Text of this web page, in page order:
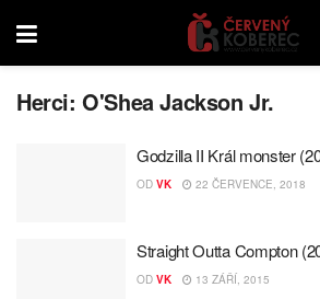
Herci:O'Shea Jackson Jr.
Godzilla II Král monster
OD VK 22 ČERVENCE, 2018
Straight Outta Compton
OD VK 13 ZÁŘÍ, 2015